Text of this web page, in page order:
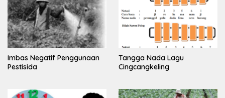
Imbas Negatif Penggunaan
Pestisida
Tangga Nada Lagu
Cingcangkeling